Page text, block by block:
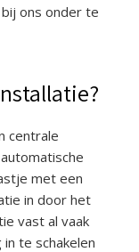
ons onder te
centrale
met een
in door het
vast al vaak
te schakelen